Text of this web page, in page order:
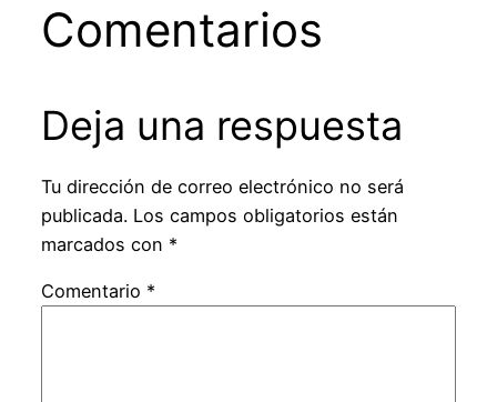
Comentarios
Deja una respuesta
Tu dirección de correo electrónico no será
publicada. Los campos obligatorios están
marcados con *
Comentario *